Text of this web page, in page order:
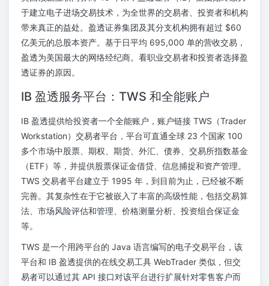
于建立电子进场交易技术，为全世界的交易者、投资者和机构
带来真正的益处。盈透证券集团及其分支机构拥有超过 $60
亿美元的总股本资产。基于日平均 695,000 单的营收交易，
盈透为美国最大的网络经纪商。看职业交易者和投资者选择盈
透证券的原因。
IB 盈透服务平台：TWS 和全能账户
IB 盈透提供给投资者一个全能账户，账户链接 TWS（Trader
Workstation）交易者平台，平台可直通全球 23 个国家 100
多个市场中股票、期权、期货、外汇、债券、交易所指数基金
（ETF）等，并提供股票保证金借贷、信息捕捉和资产管理。
TWS 交易者平台建立于 1995 年，到目前为止，已经被不断
完善。其复杂性在于它被嵌入了丰富的高级性能，包括交易算
法、市场风险评估和管理、价格测量分析、投资组合保证金
等。
TWS 是一个用跨平台的 Java 语言编写的电子交易平台，该
平台和 IB 盈透提供的在线交易工具 WebTrader 类似，但交
易者可以通过其 API 接口对该平台进行扩展针对零售客户而